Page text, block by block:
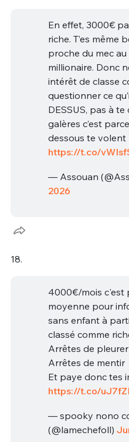
En effet, 3000€
riche. T’es même
proche du mec au
millionaire. Donc
intérêt de classe
questionner ce
DESSUS, pas à te
galères c’est
dessous te volent
https://t.co/
— Assouan
2026
18.
4000€/mois c'est
moyenne pour
sans enfant à
classé comme
Arrêtes de pleurer
Arrêtes de mentir
Et paye donc tes
https://t.co/
— spooky nono
(@lamechefoll)